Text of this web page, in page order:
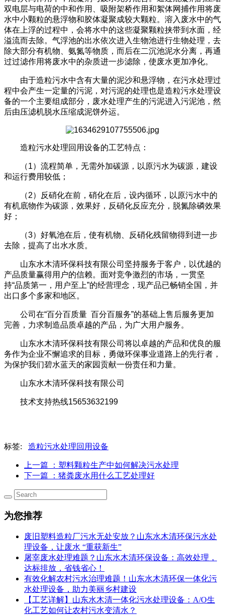
双电层与电荷的中和作用、吸附架桥作用和絮体网捕作用将废
水中小颗粒的悬浮物和胶体凝聚成较大颗粒。溶入废水中的气
体在上浮的过程中，会将水中的这些凝聚颗粒挟带到水面，经
溢流而去除。气浮池的出水依次进入生物池进行生物处理，去
除大部分有机物、氨氮等物质，而后在二沉池泥水分离，再通
过过滤作用将废水中的杂质进一步滤除，使废水更加净化。
由于造粒污水中含有大量的泥沙和悬浮物，在污水处理过
程中会产生一定量的污泥，对污泥的处理也是造粒污水处理设
备的一个主要组成部分，废水处理产生的污泥进入污泥池，然
后由压滤机脱水压缩成泥饼外运。
造粒污水处理回用设备的工艺特点：
（1）流程简单，无需外加碳源，以原污水为碳源，建设
和运行费用较低；
（2）反硝化在前，硝化在后，设内循环，以原污水中的
有机底物作为碳源，效果好，反硝化反应充分，脱氮除磷效果
好；
（3）好氧池在后，使有机物、反硝化残留物得到进一步
去除，提高了出水水质。
山东水木清环保科技有限公司坚持服务于客户，以优越的
产品质量赢得用户的信赖。面对竞争激烈的市场，一贯坚
持“品质第一，用户至上”的经营理念，现产品已畅销全国，并
出口多个多家和地区。
公司在“百分百质量 百分百服务”的基础上售后服务更加
完善，力求制造品质卓越的产品，为广大用户服务。
山东水木清环保科技有限公司将以卓越的产品和优良的服
务作为企业不懈追求的目标，勇做环保事业道路上的先行者，
为保护我们碧水蓝天的家园贡献一份责任和力量。
山东水木清环保科技有限公司
技术支持热线15653632199
标签: 造粒污水处理回用设备
上一篇
：塑料颗粒生产中如何解决污水处理
下一篇
：猪粪废水用什么工艺处理好
为您推荐
废旧塑料造粒厂污水无处安放？山东水木清环保污水处
理设备，让废水 “重获新生”
屠宰废水处理难题？山东水木清环保设备：高效处理，
达标排放，省钱省心！
有效化解农村污水治理难题！山东水木清环保一体化污
水处理设备，助力美丽乡村建设
【工艺详解】山东水木清一体化污水处理设备：A/O生
化工艺如何让农村污水变清水？